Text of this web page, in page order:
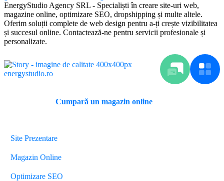
EnergyStudio Agency SRL - Specialiști în creare site-uri web,
magazine online, optimizare SEO, dropshipping și multe altele.
Oferim soluții complete de web design pentru a-ți crește vizibilitatea
și succesul online. Contactează-ne pentru servicii profesionale și
personalizate.
Cumpară un magazin online
Site Prezentare
Magazin Online
Optimizare SEO